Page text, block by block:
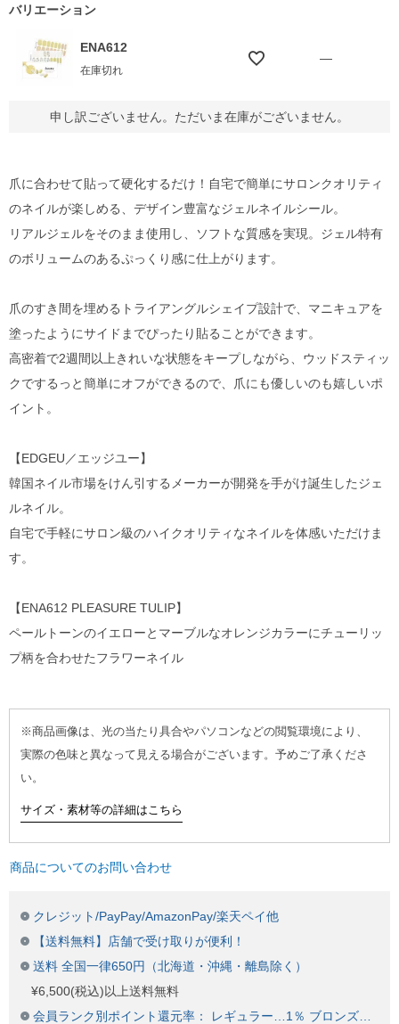
バリエーション
ENA612
在庫切れ
—
申し訳ございません。ただいま在庫がございません。
爪に合わせて貼って硬化するだけ！自宅で簡単にサロンクオリティ
のネイルが楽しめる、デザイン豊富なジェルネイルシール。
リアルジェルをそのまま使用し、ソフトな質感を実現。ジェル特有
のボリュームのあるぷっくり感に仕上がります。
爪のすき間を埋めるトライアングルシェイプ設計で、マニキュアを
塗ったようにサイドまでぴったり貼ることができます。
高密着で2週間以上きれいな状態をキープしながら、ウッドスティッ
クでするっと簡単にオフができるので、爪にも優しいのも嬉しいポ
イント。
【EDGEU／エッジユー】
韓国ネイル市場をけん引するメーカーが開発を手がけ誕生したジェ
ルネイル。
自宅で手軽にサロン級のハイクオリティなネイルを体感いただけま
す。
【ENA612 PLEASURE TULIP】
ペールトーンのイエローとマーブルなオレンジカラーにチューリッ
プ柄を合わせたフラワーネイル
※商品画像は、光の当たり具合やパソコンなどの閲覧環境により、
実際の色味と異なって見える場合がございます。予めご了承くださ
い。
サイズ・素材等の詳細はこちら
商品についてのお問い合わせ
クレジット/PayPay/AmazonPay/楽天ペイ他
【送料無料】店舗で受け取りが便利！
送料 全国一律650円（北海道・沖縄・離島除く）
¥6,500(税込)以上送料無料
会員ランク別ポイント還元率： レギュラー…1％ ブロンズ…